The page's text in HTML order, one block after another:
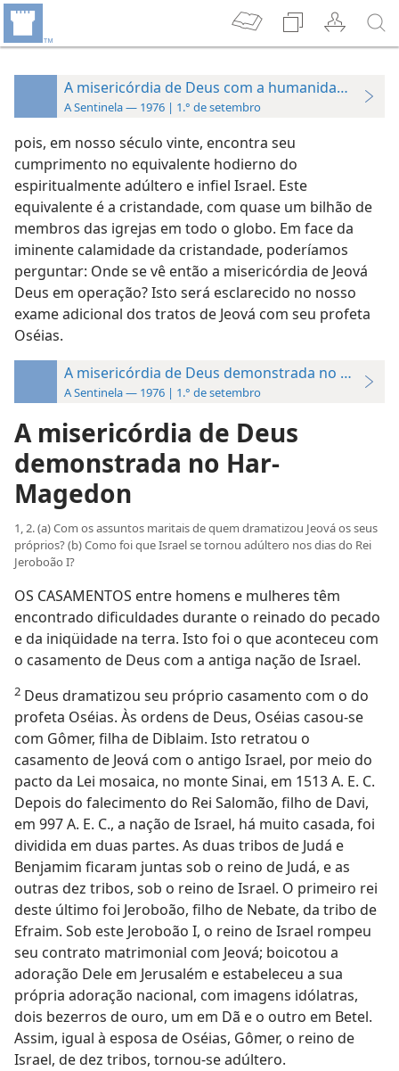
A misericórdia de Deus com a humanidade em
A Sentinela — 1976 | 1.° de setembro
pois, em nosso século vinte, encontra seu
cumprimento no equivalente hodierno do
espiritualmente adúltero e infiel Israel. Este
equivalente é a cristandade, com quase um bilhão de
membros das igrejas em todo o globo. Em face da
iminente calamidade da cristandade, poderíamos
perguntar: Onde se vê então a misericórdia de Jeová
Deus em operação? Isto será esclarecido no nosso
exame adicional dos tratos de Jeová com seu profeta
Oséias.
A misericórdia de Deus demonstrada no
A Sentinela — 1976 | 1.° de setembro
A misericórdia de Deus
demonstrada no Har-
Magedon
1, 2. (a) Com os assuntos maritais de quem dramatizou Jeová os seus
próprios? (b) Como foi que Israel se tornou adúltero nos dias do Rei
Jeroboão I?
OS CASAMENTOS entre homens e mulheres têm
encontrado dificuldades durante o reinado do pecado
e da iniqüidade na terra. Isto foi o que aconteceu com
o casamento de Deus com a antiga nação de Israel.
2 Deus dramatizou seu próprio casamento com o do
profeta Oséias. Às ordens de Deus, Oséias casou-se
com Gômer, filha de Diblaim. Isto retratou o
casamento de Jeová com o antigo Israel, por meio do
pacto da Lei mosaica, no monte Sinai, em 1513 A. E. C.
Depois do falecimento do Rei Salomão, filho de Davi,
em 997 A. E. C., a nação de Israel, há muito casada, foi
dividida em duas partes. As duas tribos de Judá e
Benjamim ficaram juntas sob o reino de Judá, e as
outras dez tribos, sob o reino de Israel. O primeiro rei
deste último foi Jeroboão, filho de Nebate, da tribo de
Efraim. Sob este Jeroboão I, o reino de Israel rompeu
seu contrato matrimonial com Jeová; boicotou a
adoração Dele em Jerusalém e estabeleceu a sua
própria adoração nacional, com imagens idólatras,
dois bezerros de ouro, um em Dã e o outro em Betel.
Assim, igual à esposa de Oséias, Gômer, o reino de
Israel, de dez tribos, tornou-se adúltero.